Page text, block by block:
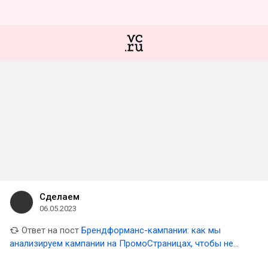
Сделаем
06.05.2023
Ответ на пост Брендформанс-кампании: как мы
анализируем кампании на ПромоСтраницах, чтобы не